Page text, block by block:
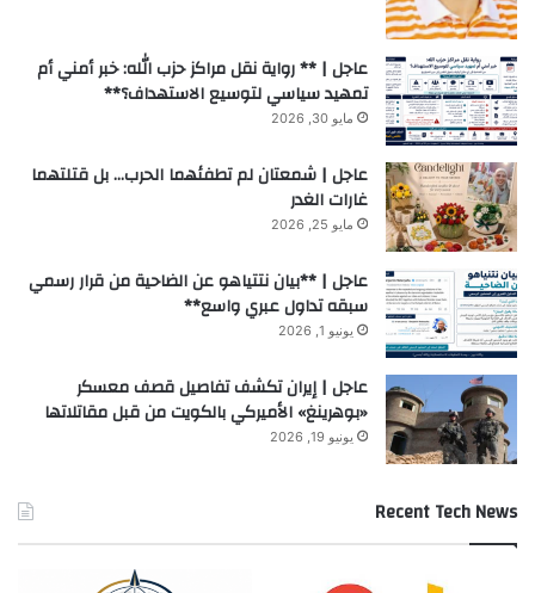
عاجل | ** رواية نقل مراكز حزب الله: خبر أمني أم
تمهيد سياسي لتوسيع الاستهداف؟**
مايو 30, 2026
عاجل | شمعتان لم تطفئهما الحرب… بل قتلتهما
غارات الغدر
مايو 25, 2026
عاجل | **بيان نتتياهو عن الضاحية من قرار رسمي
سبقه تداول عبري واسع**
يونيو 1, 2026
عاجل | إيران تكشف تفاصيل قصف معسكر
«بوهرينغ» الأميركي بالكويت من قبل مقاتلاتها
يونيو 19, 2026
Recent Tech News